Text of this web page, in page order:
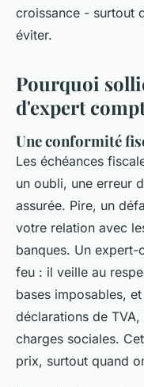
croissance - surtout
éviter.
Pourquoi
d'expert
Une conformité
Les échéances
un oubli, une erreur
assurée. Pire, un
votre relation avec
banques. Un
feu : il veille au
bases imposables,
déclarations de
charges sociales.
prix, surtout quand